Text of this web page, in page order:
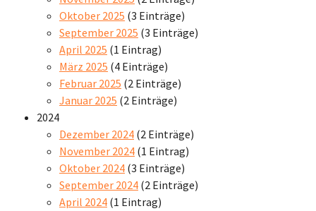
Oktober 2025 (3 Einträge)
September 2025 (3 Einträge)
April 2025 (1 Eintrag)
März 2025 (4 Einträge)
Februar 2025 (2 Einträge)
Januar 2025 (2 Einträge)
2024
Dezember 2024 (2 Einträge)
November 2024 (1 Eintrag)
Oktober 2024 (3 Einträge)
September 2024 (2 Einträge)
April 2024 (1 Eintrag)